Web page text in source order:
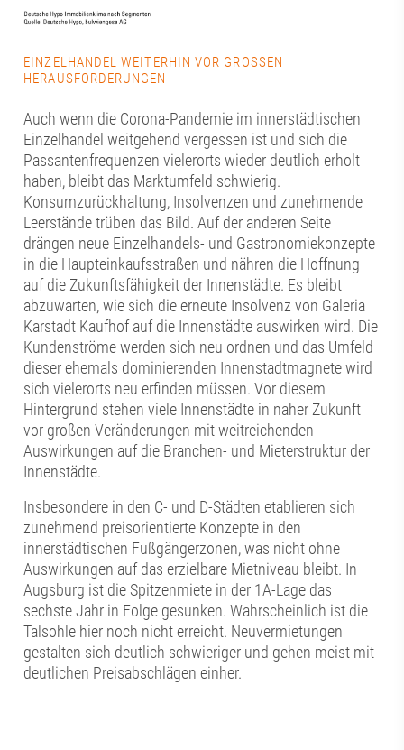
EINZELHANDEL WEITERHIN VOR GROSSEN H
ERAUSFORDERUNGEN
Auch wenn die Corona-Pandemie im innerstädtischen
Einzelhandel weitgehend vergessen ist und sich die
Passantenfrequenzen vielerorts wieder deutlich erholt
haben, bleibt das Marktumfeld schwierig.
Konsumzurückhaltung, Insolvenzen und zunehmende
Leerstände trüben das Bild. Auf der anderen Seite
drängen neue Einzelhandels- und Gastronomiekonzepte
in die Haupteinkaufsstraßen und nähren die Hoffnung
auf die Zukunftsfähigkeit der Innenstädte. Es bleibt
abzuwarten, wie sich die erneute Insolvenz von Galeria
Karstadt Kaufhof auf die Innenstädte auswirken wird. Die
Kundenströme werden sich neu ordnen und das Umfeld
dieser ehemals dominierenden Innenstadtmagnete wird
sich vielerorts neu erfinden müssen. Vor diesem
Hintergrund stehen viele Innenstädte in naher Zukunft
vor großen Veränderungen mit weitreichenden
Auswirkungen auf die Branchen- und Mieterstruktur der
Innenstädte.
Insbesondere in den C- und D-Städten etablieren sich
zunehmend preisorientierte Konzepte in den
innerstädtischen Fußgängerzonen, was nicht ohne
Auswirkungen auf das erzielbare Mietniveau bleibt. In
Augsburg ist die Spitzenmiete in der 1A-Lage das
sechste Jahr in Folge gesunken. Wahrscheinlich ist die
Talsohle hier noch nicht erreicht. Neuvermietungen
gestalten sich deutlich schwieriger und gehen meist mit
deutlichen Preisabschlägen einher.